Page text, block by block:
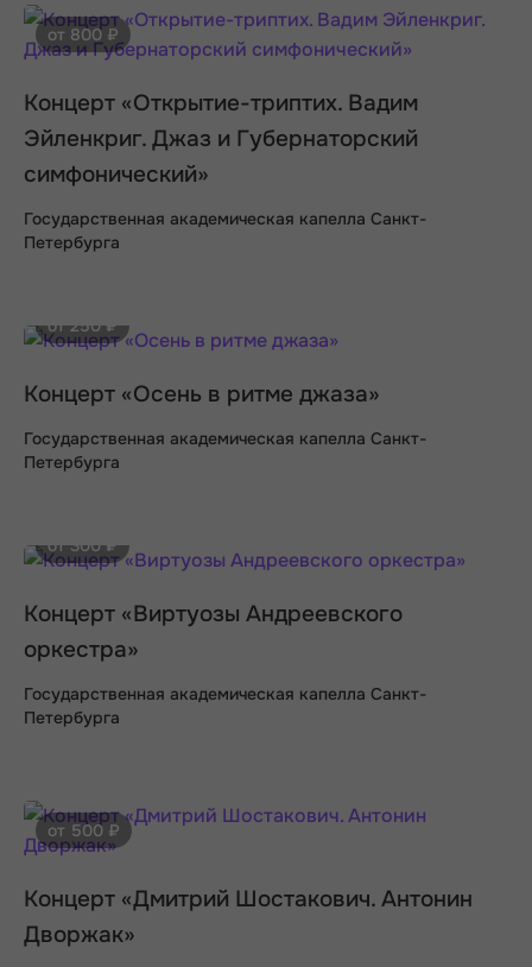
от 800 ₽
Концерт «Открытие-триптих. Вадим
Эйленкриг. Джаз и Губернаторский
симфонический»
Государственная академическая капелла Санкт-
Петербурга
от 250 ₽
Концерт «Осень в ритме джаза»
Государственная академическая капелла Санкт-
Петербурга
от 300 ₽
Концерт «Виртуозы Андреевского
оркестра»
Государственная академическая капелла Санкт-
Петербурга
от 500 ₽
Концерт «Дмитрий Шостакович. Антонин
Дворжак»